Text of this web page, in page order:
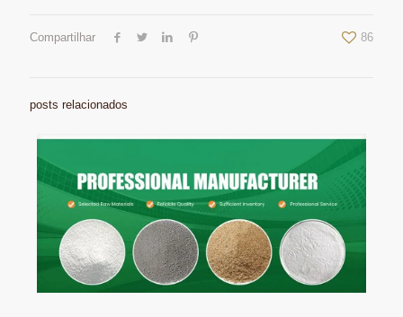
Compartilhar 86
posts relacionados